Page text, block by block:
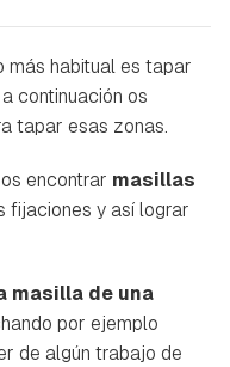
más habitual es tapar
continuación os
tapar esas zonas.
encontrar masillas
fijaciones y así lograr
masilla de una
por ejemplo
de algún trabajo de